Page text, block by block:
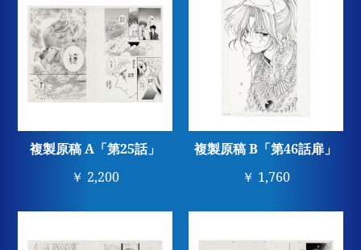
複製原稿 A「第25話」
￥ 2,200
複製原稿 B「第46話扉」
￥ 1,760